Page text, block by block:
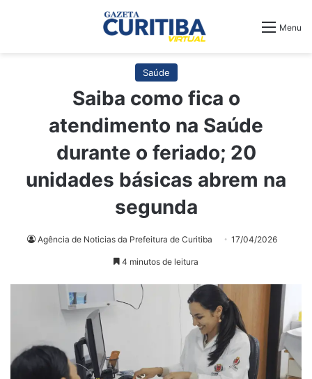
Menu
Saúde
Saiba como fica o
atendimento na Saúde
durante o feriado; 20
unidades básicas abrem na
segunda
Agência de Noticias da Prefeitura de Curitiba 17/04/2026
4 minutos de leitura